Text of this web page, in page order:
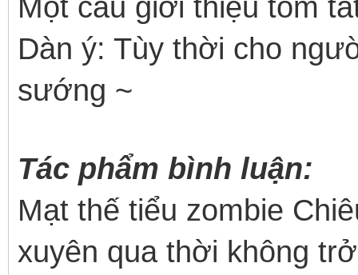
Một câu giới thiệu tóm
Dàn ý: Tùy thời cho
sướng ~
Tác phẩm bình luận:
Mạt thế tiểu zombie
xuyên qua thời không